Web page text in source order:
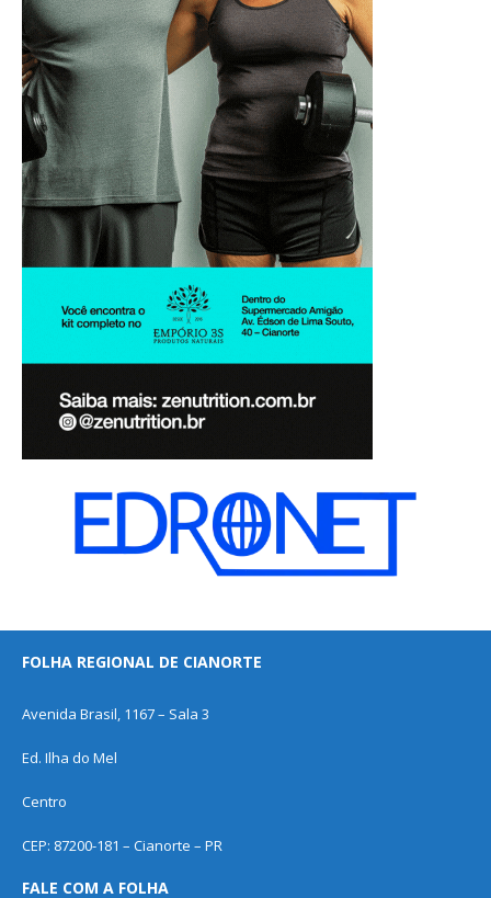
FOLHA REGIONAL DE CIANORTE
Avenida Brasil, 1167 – Sala 3
Ed. Ilha do Mel
Centro
CEP: 87200-181 – Cianorte – PR
FALE COM A FOLHA